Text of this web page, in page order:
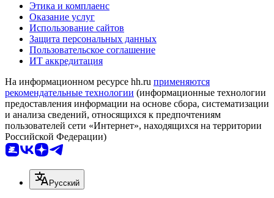
Этика и комплаенс
Оказание услуг
Использование сайтов
Защита персональных данных
Пользовательское соглашение
ИТ аккредитация
На информационном ресурсе hh.ru применяются
рекомендательные технологии (информационные технологии
предоставления информации на основе сбора, систематизации
и анализа сведений, относящихся к предпочтениям
пользователей сети «Интернет», находящихся на территории
Российской Федерации)
Русский